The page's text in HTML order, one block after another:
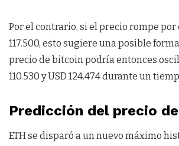
Por el contrario, si el precio rompe por
117.500, esto sugiere una posible
precio de bitcoin podría entonces
110.530 y USD 124.474 durante un
Predicción del precio
ETH se disparó a un nuevo máximo